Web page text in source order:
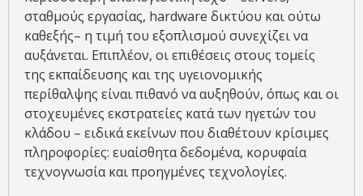
σταθμούς εργασίας, hardware δικτύου και ούτω
καθεξής– η τιμή του εξοπλισμού συνεχίζει να
αυξάνεται. Επιπλέον, οι επιθέσεις στους τομείς
της εκπαίδευσης και της υγειονομικής
περίθαλψης είναι πιθανό να αυξηθούν, όπως και οι
στοχευμένες εκστρατείες κατά των ηγετών του
κλάδου – ειδικά εκείνων που διαθέτουν κρίσιμες
πληροφορίες: ευαίσθητα δεδομένα, κορυφαία
τεχνογνωσία και προηγμένες τεχνολογίες.